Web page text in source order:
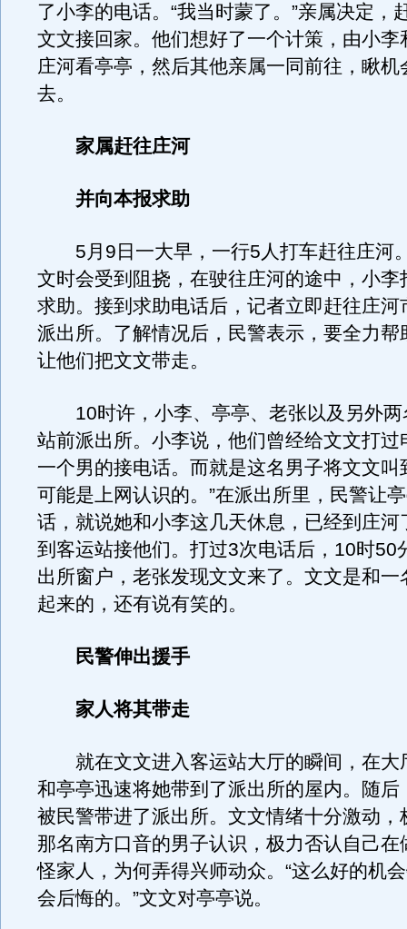
了小李的电话。“我当时蒙了。”亲属决定，
文文接回家。他们想好了一个计策，由小李
庄河看亭亭，然后其他亲属一同前往，瞅机
去。
家属赶往庄河
并向本报求助
5月9日一大早，一行5人打车赶往庄河
文时会受到阻挠，在驶往庄河的途中，小李
求助。接到求助电话后，记者立即赶往庄河
派出所。了解情况后，民警表示，要全力帮
让他们把文文带走。
10时许，小李、亭亭、老张以及另外两
站前派出所。小李说，他们曾经给文文打过
一个男的接电话。而就是这名男子将文文叫
可能是上网认识的。”在派出所里，民警让
话，就说她和小李这几天休息，已经到庄河
到客运站接他们。打过3次电话后，10时50
出所窗户，老张发现文文来了。文文是和一
起来的，还有说有笑的。
民警伸出援手
家人将其带走
就在文文进入客运站大厅的瞬间，在大
和亭亭迅速将她带到了派出所的屋内。随后
被民警带进了派出所。文文情绪十分激动，
那名南方口音的男子认识，极力否认自己在
怪家人，为何弄得兴师动众。“这么好的机
会后悔的。”文文对亭亭说。